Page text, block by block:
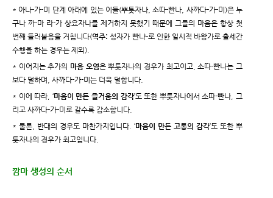
* 아나-가-미 단계 아래에 있는 이들(뿌툿자나, 소따-빤나, 사까다-가-미)은 누
구나 까-마 라-가 상요자나를 제거하지 못했기 때문에 그들의 마음은 항상 첫
번째 들러붙음을 거칩니다(역주: 성자가 빤냐-로 인한 일시적 바왕가로 출세간
수행을 하는 경우는 제외).
* 이어지는 추가의 마음 오염은 뿌툿자나의 경우가 최고이고, 소따-빤나는 그
보다 덜하며, 사까다-가-미는 더욱 덜합니다.
* 이에 따라, ‘마음이 만든 즐거움의 감각’도 또한 뿌툿자나에서 소따-빤나, 그
리고 사까다-가-미로 갈수록 감소합니다.
* 물론, 반대의 경우도 마찬가지입니다. ‘마음이 만든 고통의 감각’도 또한 뿌
툿자나의 경우가 최고입니다.
깜마 생성의 순서